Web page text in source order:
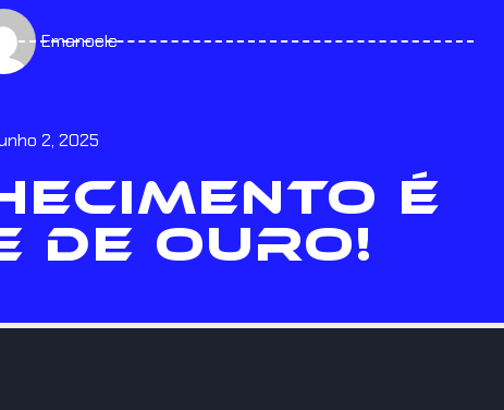
Emanoele
2, 2025
É
DE OURO!